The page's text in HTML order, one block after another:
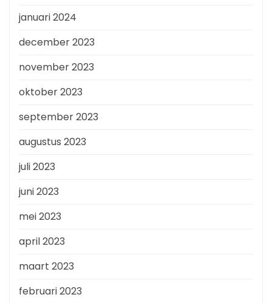
januari 2024
december 2023
november 2023
oktober 2023
september 2023
augustus 2023
juli 2023
juni 2023
mei 2023
april 2023
maart 2023
februari 2023